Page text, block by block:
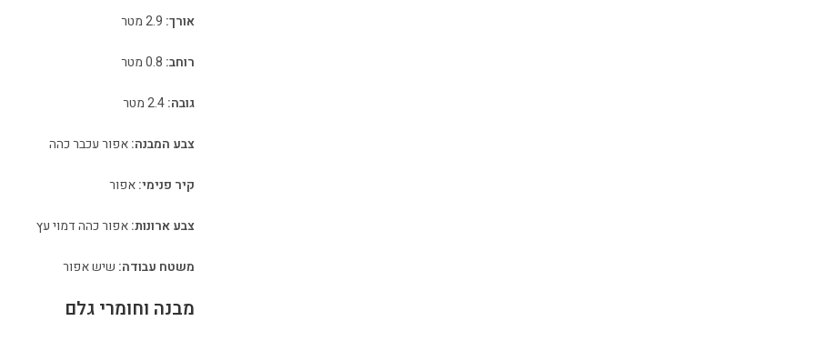
אורך: 2.9 מטר
רוחב: 0.8 מטר
גובה:2.4 מטר
צבע המבנה:אפור עכבר כהה
קיר פנימי:אפור
צבע ארונות:אפור כהה דמוי עץ
משטח עבודה: שיש אפור
מבנה וחומרי גלם